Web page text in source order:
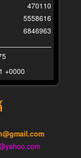
470110
5558616
6846963
+0000